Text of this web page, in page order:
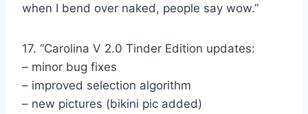
when I bend over naked, people say wow.”
17. “Carolina V 2.0 Tinder Edition updates:
– minor bug fixes
– improved selection algorithm
– new pictures (bikini pic added)